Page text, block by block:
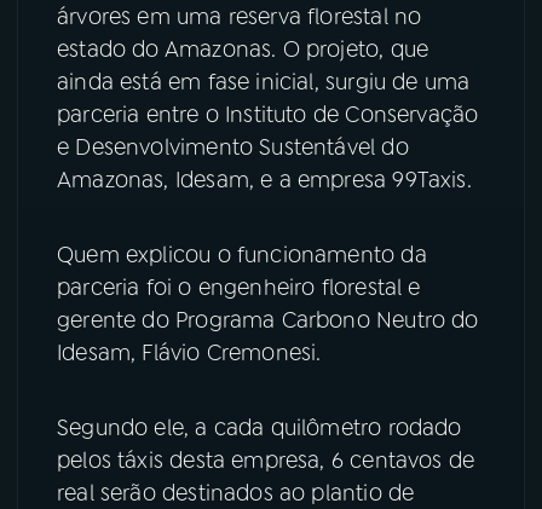
06VIDEOCASTS
ACOMPANHE A RÁDIO NACIONAL
Facebook
TikTok
árvores em uma reserva florestal no
estado do Amazonas. O projeto, que
ainda está em fase inicial, surgiu de uma
parceria entre o Instituto de Conservação
e Desenvolvimento Sustentável do
Amazonas, Idesam, e a empresa 99Taxis.
Quem explicou o funcionamento da
parceria foi o engenheiro florestal e
gerente do Programa Carbono Neutro do
Idesam, Flávio Cremonesi.
Segundo ele, a cada quilômetro rodado
pelos táxis desta empresa, 6 centavos de
real serão destinados ao plantio de